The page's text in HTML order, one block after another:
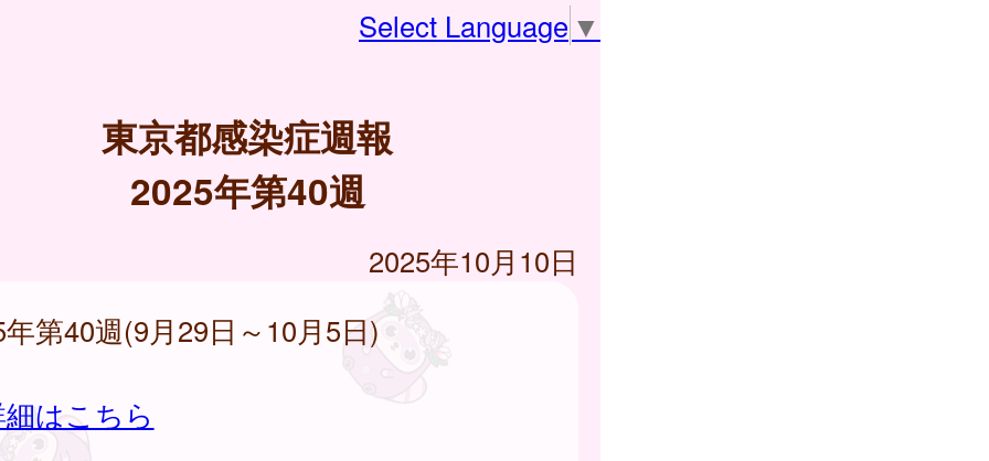
Select Language ▼
東京都感染症週報
2025年第40週
2025年10月10日
第40週(9月29日～10月5日)
はこちら